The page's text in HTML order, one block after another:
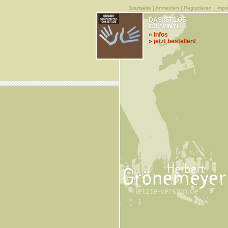
Startseite | Anmelden | Registrieren |
DAS IST LOS
CD / VINYL
» Infos
» jetzt bestellen!